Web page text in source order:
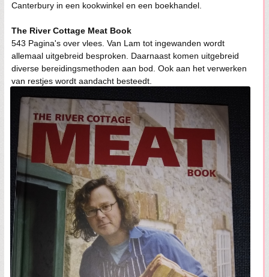
Canterbury in een kookwinkel en een boekhandel.
The River Cottage Meat Book
543 Pagina's over vlees. Van Lam tot ingewanden wordt
allemaal uitgebreid besproken. Daarnaast komen uitgebreid
diverse bereidingsmethoden aan bod. Ook aan het verwerken
van restjes wordt aandacht besteedt.